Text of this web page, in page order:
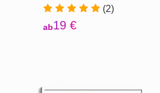
(2)
ab19 €